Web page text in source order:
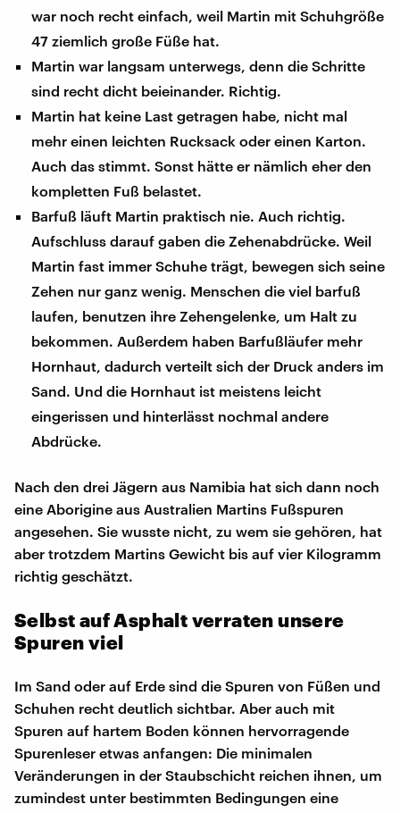
war noch recht einfach, weil Martin mit Schuhgröße
47 ziemlich große Füße hat.
Martin war langsam unterwegs, denn die Schritte
sind recht dicht beieinander. Richtig.
Martin hat keine Last getragen habe, nicht mal
mehr einen leichten Rucksack oder einen Karton.
Auch das stimmt. Sonst hätte er nämlich eher den
kompletten Fuß belastet.
Barfuß läuft Martin praktisch nie. Auch richtig.
Aufschluss darauf gaben die Zehenabdrücke. Weil
Martin fast immer Schuhe trägt, bewegen sich seine
Zehen nur ganz wenig. Menschen die viel barfuß
laufen, benutzen ihre Zehengelenke, um Halt zu
bekommen. Außerdem haben Barfußläufer mehr
Hornhaut, dadurch verteilt sich der Druck anders im
Sand. Und die Hornhaut ist meistens leicht
eingerissen und hinterlässt nochmal andere
Abdrücke.
Nach den drei Jägern aus Namibia hat sich dann noch
eine Aborigine aus Australien Martins Fußspuren
angesehen. Sie wusste nicht, zu wem sie gehören, hat
aber trotzdem Martins Gewicht bis auf vier Kilogramm
richtig geschätzt.
Selbst auf Asphalt verraten unsere
Spuren viel
Im Sand oder auf Erde sind die Spuren von Füßen und
Schuhen recht deutlich sichtbar. Aber auch mit
Spuren auf hartem Boden können hervorragende
Spurenleser etwas anfangen: Die minimalen
Veränderungen in der Staubschicht reichen ihnen, um
zumindest unter bestimmten Bedingungen eine